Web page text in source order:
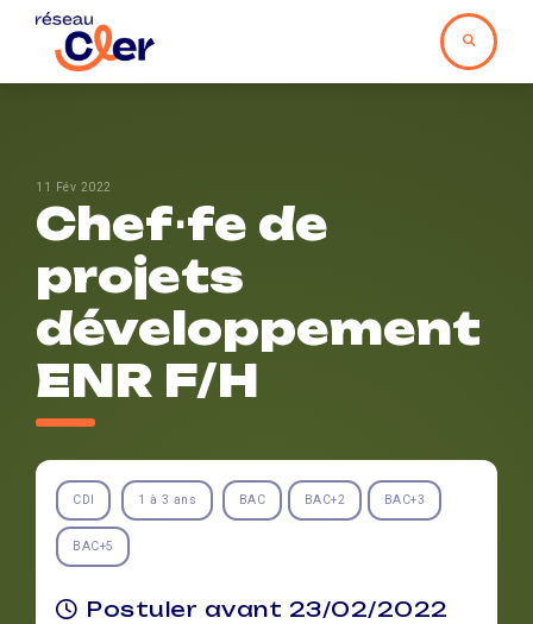
11 Fév 2022
Chef⋅fe de
projets
développement
ENR F/H
CDI 1 à 3 ans BAC BAC+2 BAC+3
BAC+5
Postuler avant 23/02/2022